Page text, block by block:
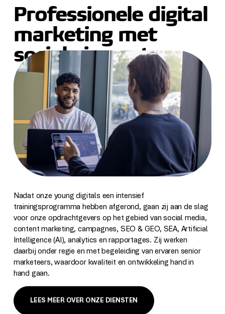
Professionele digital
marketing met
sociale impact
Nadat onze young digitals een intensief
trainingsprogramma hebben afgerond, gaan zij aan de slag
voor onze opdrachtgevers op het gebied van social media,
content marketing, campagnes, SEO & GEO, SEA, Artificial
Intelligence (AI), analytics en rapportages. Zij werken
daarbij onder regie en met begeleiding van ervaren senior
marketeers, waardoor kwaliteit en ontwikkeling hand in
hand gaan.
LEES MEER OVER ONZE DIENSTEN